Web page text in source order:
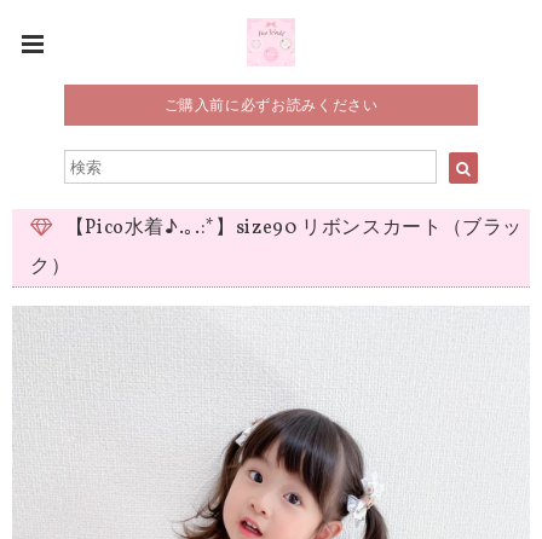
ご購入前に必ずお読みください
【Pico水着♪.｡.:*】size90 リボンスカート（ブラッ
ク）